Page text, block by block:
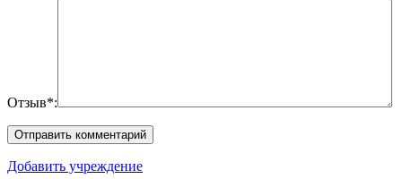
Отзыв*:
Добавить учреждение